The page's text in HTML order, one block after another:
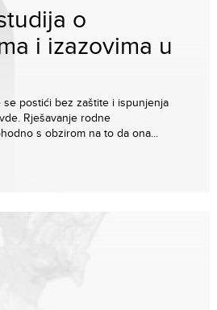
o
i izazovima u
postići bez zaštite i ispunjenja
Rješavanje rodne
s obzirom na to da ona...